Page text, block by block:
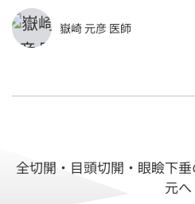
嶽崎 元彦 医師
全切開・目頭切開・眼瞼下
元へ